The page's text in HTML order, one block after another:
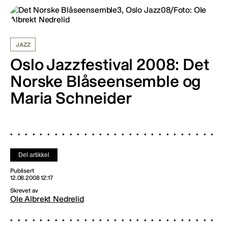
JAZZ
Oslo Jazzfestival 2008: Det
Norske Blåseensemble og
Maria Schneider
Del artikkel
Publisert
12.08.2008 12:17
Skrevet av
Ole Albrekt Nedrelid